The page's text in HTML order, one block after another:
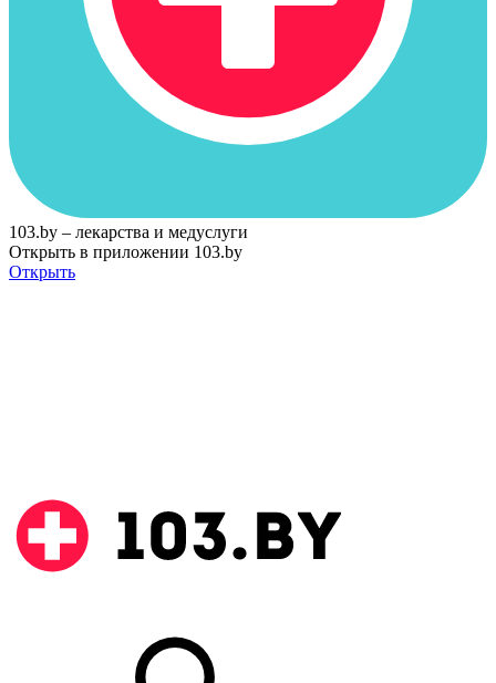
103.by – лекарства и медуслуги
Открыть в приложении 103.by
Открыть